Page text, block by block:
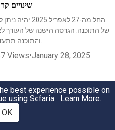
שינויים
החל מה-27
של התוכנה. הגרסה הישנה של העורך
Views•January 28, 2025
איך יוצרים דף מקורות בעורך החדש של ספריא?
הדרכת וידאו והסברים כיצד
12, 2022
best experience possible on
using Sefaria. Learn More.
OK